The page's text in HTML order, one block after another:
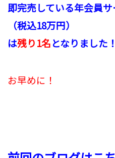
即完売している年会員
（税込18万円）
は残り1名となりました！
お早めに！